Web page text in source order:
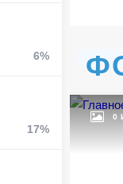
6%
17%
0